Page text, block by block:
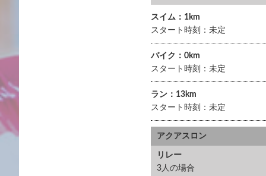
スイム：1km
スタート時刻：未定
バイク：0km
スタート時刻：未定
ラン：13km
スタート時刻：未定
アクアスロン
リレー
3人の場合